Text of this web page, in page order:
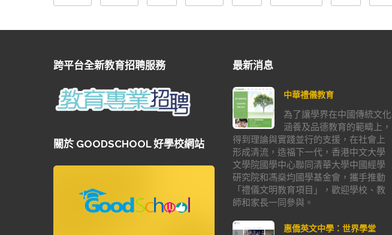
跨平台全新教育招聘服務
關於 GOODSCHOOL 好學校網站
最新消息
中華禮儀教育
為了讓學界在中國傳統文化
涵養及品德教育的範疇上，
得到理論與實踐並行的支援，在社會上
形成清流，造福下一代，香港中文大學
文學院國學中心聯同清華大學中國經學
研究院和馮燊均國學基金會，攜手推動
「禮儀文明教育項目」，歡迎學校、教
師和家長一同參與。
惠僑英文中學：世界學堂